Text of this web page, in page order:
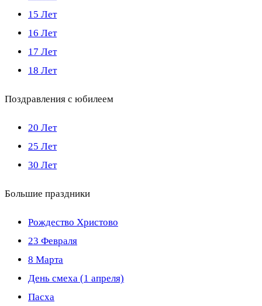
15 Лет
16 Лет
17 Лет
18 Лет
Поздравления с юбилеем
20 Лет
25 Лет
30 Лет
Большие праздники
Рождество Христово
23 Февраля
8 Марта
День смеха (1 апреля)
Пасха